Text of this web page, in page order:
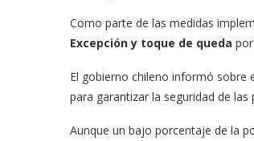
Como parte de las medidas
Excepción y toque de queda
El gobierno chileno informó sobre
para garantizar la seguridad de
Aunque un bajo porcentaje de la